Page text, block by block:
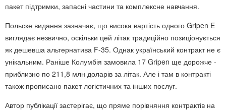
пакет підтримки, запасні частини та комплексне навчання.
Польске видання зазначає, що висока вартість одного Gripen E
виглядає незвично, оскільки цей літак традиційно позиціонується
як дешевша альтернатива F-35. Однак український контракт не є
унікальним. Раніше Колумбія замовила 17 Gripen ще дорожче -
приблизно по 211,8 млн доларів за літак. Але і там в контракті
також прописано пакет логістичних та інших послуг.
Автор публікації застерігає, що пряме порівняння контрактів на